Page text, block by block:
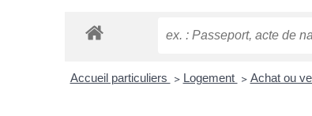
Accueil particuliers > Logement > Achat ou